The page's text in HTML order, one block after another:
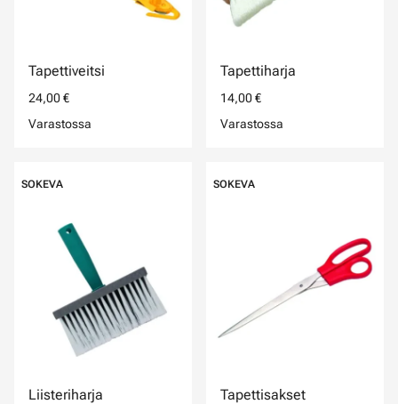
Tapettiveitsi
24,00 €
Varastossa
Tapettiharja
14,00 €
Varastossa
SOKEVA
Liisteriharja
SOKEVA
Tapettisakset